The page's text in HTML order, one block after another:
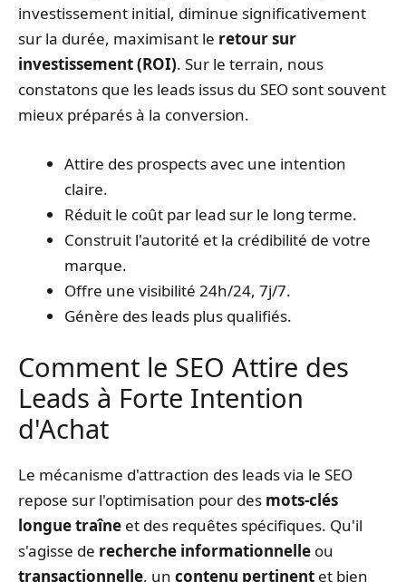
investissement initial, diminue significativement
sur la durée, maximisant le retour sur
investissement (ROI). Sur le terrain, nous
constatons que les leads issus du SEO sont souvent
mieux préparés à la conversion.
Attire des prospects avec une intention
claire.
Réduit le coût par lead sur le long terme.
Construit l'autorité et la crédibilité de votre
marque.
Offre une visibilité 24h/24, 7j/7.
Génère des leads plus qualifiés.
Comment le SEO Attire des
Leads à Forte Intention
d'Achat
Le mécanisme d'attraction des leads via le SEO
repose sur l'optimisation pour des mots-clés
longue traîne et des requêtes spécifiques. Qu'il
s'agisse de recherche informationnelle ou
transactionnelle, un contenu pertinent et bien